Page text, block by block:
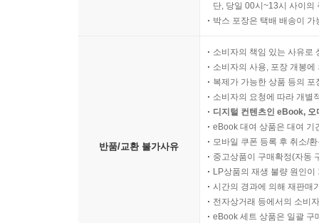
단, 당일 00시~13시 사이의
박스 포장은 택배 배송이
반품/교환 불가사유
소비자의 책임 있는 사유로
소비자의 사용, 포장 개봉
복제가 가능한 상품 등의
소비자의 요청에 따라 개별
디지털 컨텐츠인 eBook,
eBook 대여 상품은 대여 기
모바일 쿠폰 등록 후 취소/
중고상품이 구매확정(자동
LP상품의 재생 불량 원인
시간의 경과에 의해 재판매
전자상거래 등에서의 소비
eBook 세트 상품은 일괄 구